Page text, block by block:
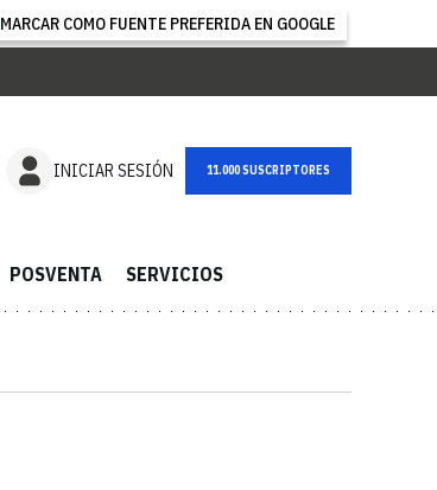
MARCAR COMO FUENTE PREFERIDA EN GOOGLE
INICIAR SESIÓN NEWSLETTER
POSVENTA SERVICIOS